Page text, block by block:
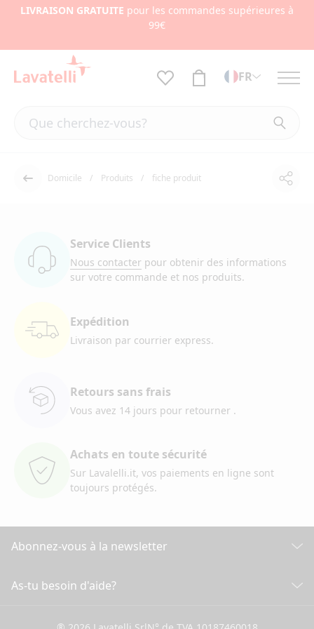
LIVRAISON GRATUITE pour les commandes supérieures à
99€
FR
Dos Domicile Produits fiche produit
Service Clients
Nous contacter pour obtenir des informations
sur votre commande et nos produits.
Expédition
Livraison par courrier express.
Retours sans frais
Vous avez 14 jours pour retourner .
Achats en toute sécurité
Sur Lavalelli.it, vos paiements en ligne sont
toujours protégés.
Abonnez-vous à la newsletter
As-tu besoin d'aide?